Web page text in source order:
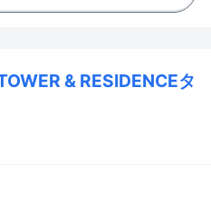
& RESIDENCEタ